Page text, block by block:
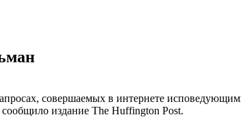
совершаемых в интернете
издание The Huffington Post.